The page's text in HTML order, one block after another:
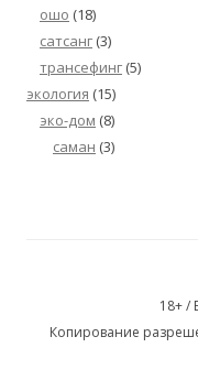
ошо (18)
сатсанг (3)
трансефинг (5)
экология (15)
эко-дом (8)
саман (3)
18+ /
Копирование